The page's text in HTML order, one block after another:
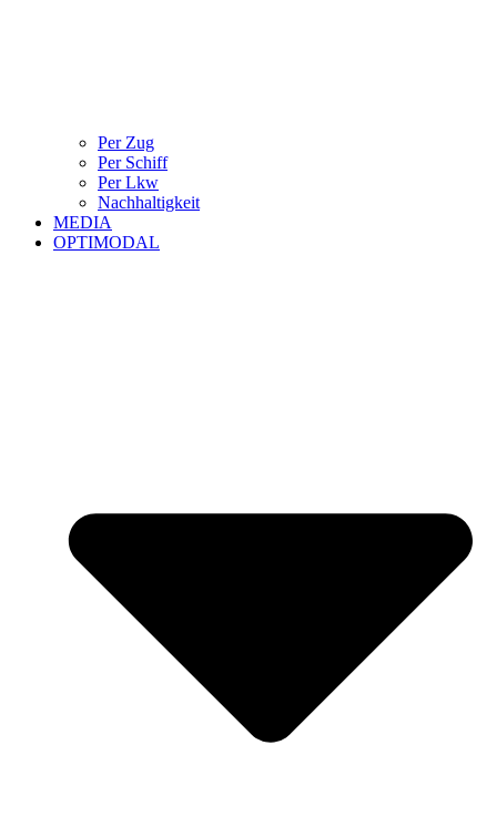
Per Zug
Per Schiff
Per Lkw
Nachhaltigkeit
MEDIA
OPTIMODAL